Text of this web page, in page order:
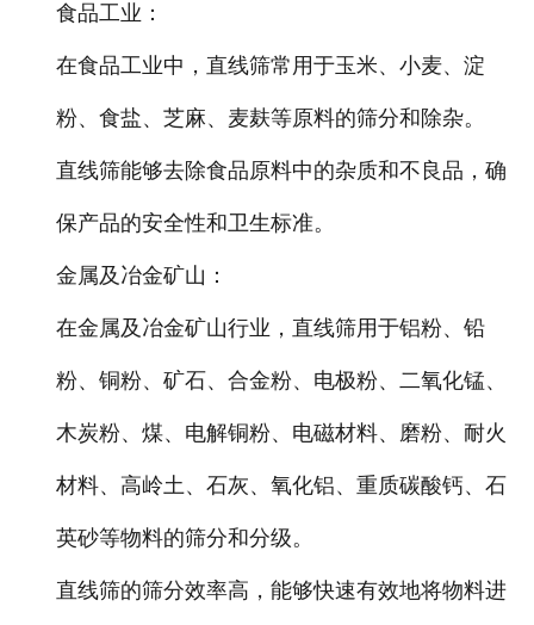
食品工业 ：
在食品工业中，直线筛常用于玉米、小麦、淀
粉、食盐、芝麻、麦麸等原料的筛分和除杂。
直线筛能够去除食品原料中的杂质和不良品，确
保产品的安全性和卫生标准。
金属及冶金矿山 ：
在金属及冶金矿山行业，直线筛用于铝粉、铅
粉、铜粉、矿石、合金粉、电极粉、二氧化锰、
木炭粉、煤、电解铜粉、电磁材料、磨粉、耐火
材料、高岭土、石灰、氧化铝、重质碳酸钙、石
英砂等物料的筛分和分级。
直线筛的筛分效率高，能够快速有效地将物料进